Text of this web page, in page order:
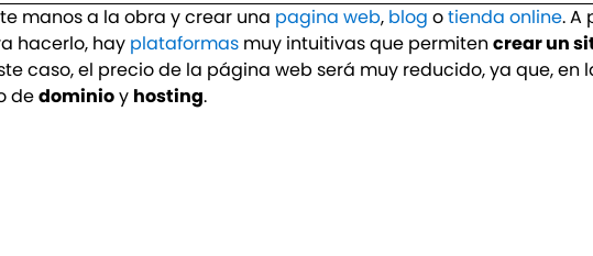
manos a la obra y crear una pagina web, blog otienda online. A
hacerlo, hay plataformas muy intuitivas que permitencrear un
caso, el precio de la página web será muy reducido, ya que, en
dedominioy hosting.